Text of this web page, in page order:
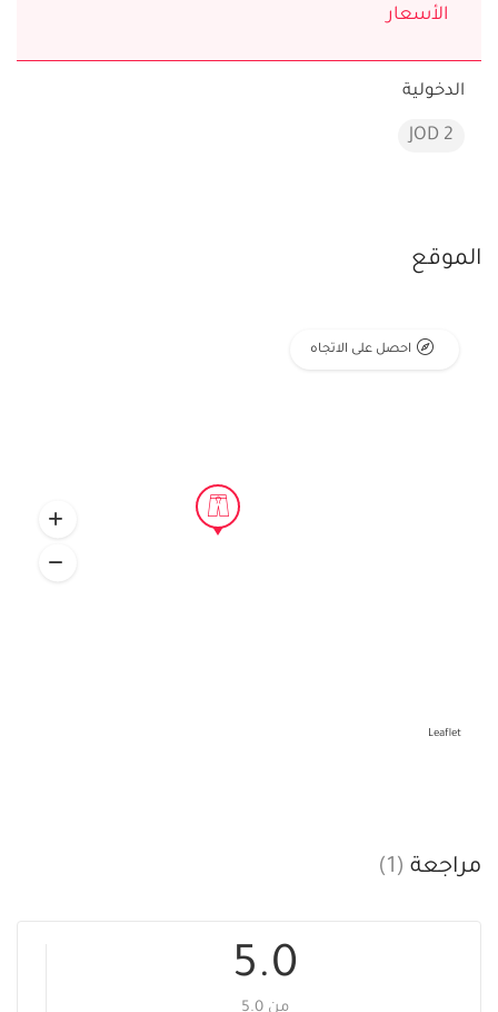
الأسعار
الدخولية
2 JOD
الموقع
Leaflet
احصل على الاتجاه
مراجعة (1)
5.0
من 5.0